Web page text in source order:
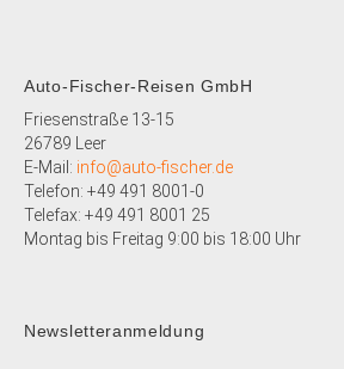
Auto-Fischer-Reisen GmbH
Friesenstraße 13-15
26789 Leer
E-Mail: info@auto-fischer.de
Telefon: +49 491 8001-0
Telefax: +49 491 8001 25
Montag bis Freitag 9:00 bis 18:00 Uhr
Newsletteranmeldung